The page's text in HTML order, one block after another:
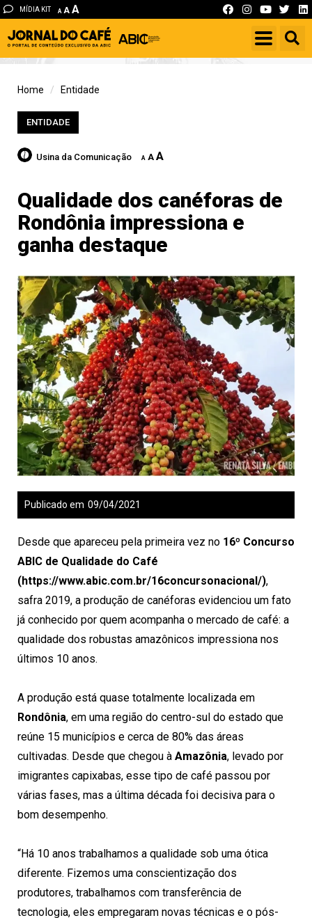
MÍDIA KIT A A A
Home Entidade
ENTIDADE
Usina da Comunicação A A A
Qualidade dos canéforas de
Rondônia impressiona e
ganha destaque
09/04/2021
Publicado em
Desde que apareceu pela primeira vez no 16º Concurso
ABIC de Qualidade do Café
(https://www.abic.com.br/16concursonacional/),
safra 2019, a produção de canéforas evidenciou um fato
já conhecido por quem acompanha o mercado de café: a
qualidade dos robustas amazônicos impressiona nos
últimos 10 anos.
A produção está quase totalmente localizada em
Rondônia, em uma região do centro-sul do estado que
reúne 15 municípios e cerca de 80% das áreas
cultivadas. Desde que chegou à Amazônia, levado por
imigrantes capixabas, esse tipo de café passou por
várias fases, mas a última década foi decisiva para o
bom desempenho.
“Há 10 anos trabalhamos a qualidade sob uma ótica
diferente. Fizemos uma conscientização dos
produtores, trabalhamos com transferência de
tecnologia, eles empregaram novas técnicas e o pós-